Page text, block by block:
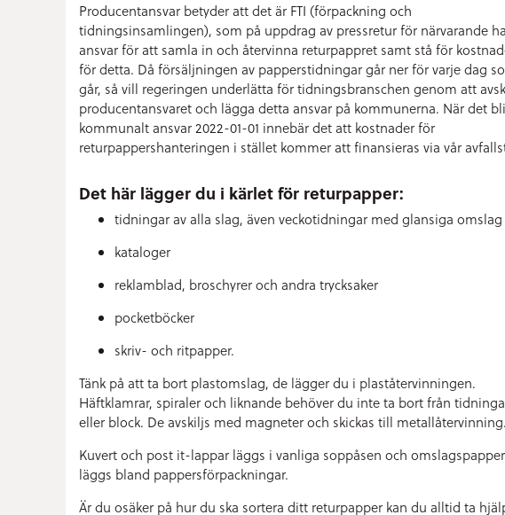
Producentansvar betyder att det är FTI (förpackning och
tidningsinsamlingen), som på uppdrag av pressretur för närvarande
ansvar för att samla in och återvinna returpappret samt stå för
för detta. Då försäljningen av papperstidningar går ner för varje dag
går, så vill regeringen underlätta för tidningsbranschen genom att
producentansvaret och lägga detta ansvar på kommunerna. När det
kommunalt ansvar 2022-01-01 innebär det att kostnader för
returpappershanteringen i stället kommer att finansieras via vår
Det här lägger du i kärlet för returpapper:
tidningar av alla slag, även veckotidningar med glansiga omslag
kataloger
reklamblad, broschyrer och andra trycksaker
pocketböcker
skriv- och ritpapper.
Tänk på att ta bort plastomslag, de lägger du i plaståtervinningen.
Häftklamrar, spiraler och liknande behöver du inte ta bort från
eller block. De avskiljs med magneter och skickas till
Kuvert och post it-lappar läggs i vanliga soppåsen och omslagspapper
läggs bland pappersförpackningar.
Är du osäker på hur du ska sortera ditt returpapper kan du alltid ta